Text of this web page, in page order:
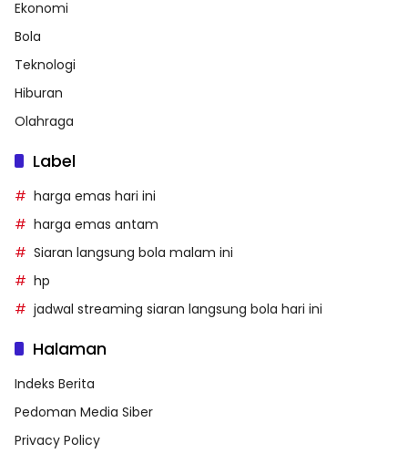
Ekonomi
Bola
Teknologi
Hiburan
Olahraga
Label
harga emas hari ini
harga emas antam
Siaran langsung bola malam ini
hp
jadwal streaming siaran langsung bola hari ini
Halaman
Indeks Berita
Pedoman Media Siber
Privacy Policy